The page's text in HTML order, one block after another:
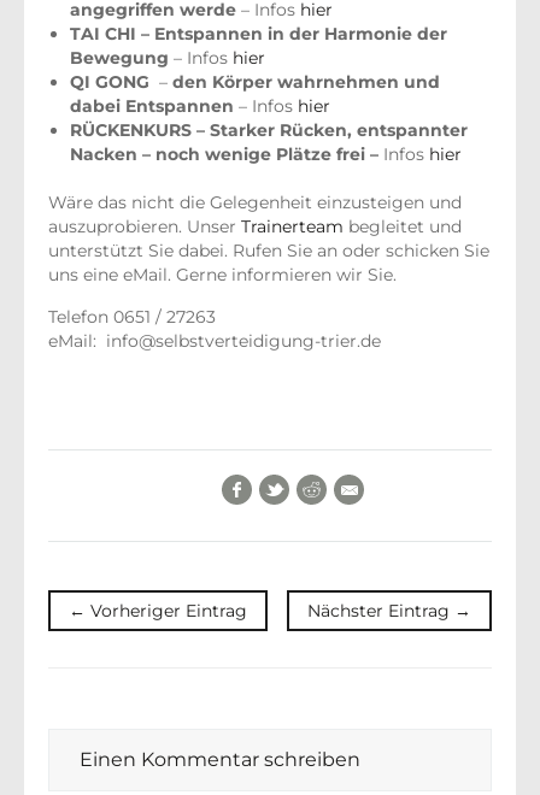
angegriffen werde – Infos hier
TAI CHI – Entspannen in der Harmonie der
Bewegung – Infos hier
QI GONG – den Körper wahrnehmen und
dabei Entspannen – Infos hier
RÜCKENKURS – Starker Rücken, entspannter
Nacken – noch wenige Plätze frei – Infos hier
Wäre das nicht die Gelegenheit einzusteigen und
auszuprobieren. Unser Trainerteam begleitet und
unterstützt Sie dabei. Rufen Sie an oder schicken Sie
uns eine eMail. Gerne informieren wir Sie.
Telefon 0651 / 27263
eMail: info@selbstverteidigung-trier.de
Facebook
TwitterReddit
← Vorheriger Eintrag Nächster Eintrag →
Einen Kommentar schreiben